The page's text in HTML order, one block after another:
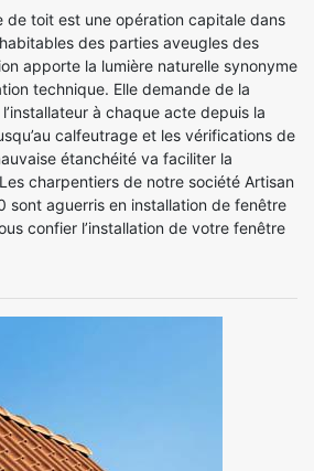
de toit est une opération capitale dans
des parties aveugles des
apporte la lumière naturelle synonyme
technique. Elle demande de la
à chaque acte depuis la
calfeutrage et les vérifications de
étanchéité va faciliter la
charpentiers de notre société Artisan
sont aguerris en installation de fenêtre
confier l’installation de votre fenêtre